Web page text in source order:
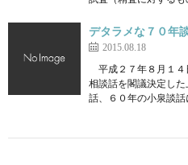
デタラメな７０年
2015.08.18
平成２７年８月１４
相談話を閣議決定し
話、６０年の小泉談